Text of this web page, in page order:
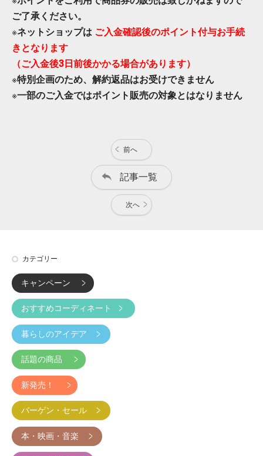
ご了承ください。
※ネットショップは ご入金確認後のポイント付与お手続
きとなります
（ご入金後3日前後かかる場合があります）
※特別企画のため、解約返品はお受けできません
※一部のご入金ではポイント販売の対象とはなりません
前へ
記事一覧
次へ
カテゴリー
キャンペーン
おすすめコーディネート
暮らしのアイデア
話題の商品
新発売！
バーゲン・セール
本・映画・音楽